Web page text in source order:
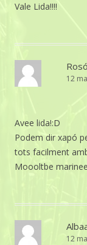
Vale Lida!!!!
Rosó
12
Avee lida!:D
Podem dir xapó
tots facilment
Moooltbe
12